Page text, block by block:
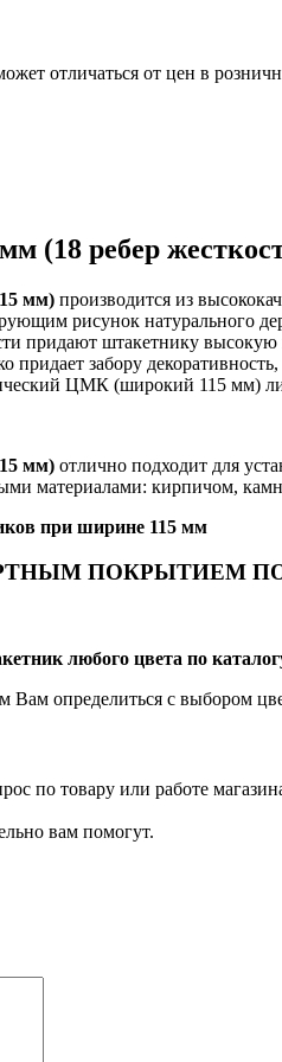
отличаться от цен в
(18 ребер
мм) производится из
рисунок натурального
придают штакетнику
придает забору
ЦМК (широкий 115 мм)
мм) отлично подходит для
материалами: кирпичом,
при ширине 115 мм
ПОКРЫТИЕМ
любого цвета по
определиться с выбором
по товару или работе
вам помогут.